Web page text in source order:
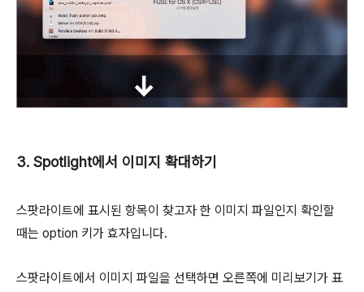
3. Spotlight에서 이미지 확대하기
스팟라이트에 표시된 항목이 찾고자 한 이미지 파일인지 확인할
때는 option 키가 효자입니다.
스팟라이트에서 이미지 파일을 선택하면 오른쪽에 미리보기가 표